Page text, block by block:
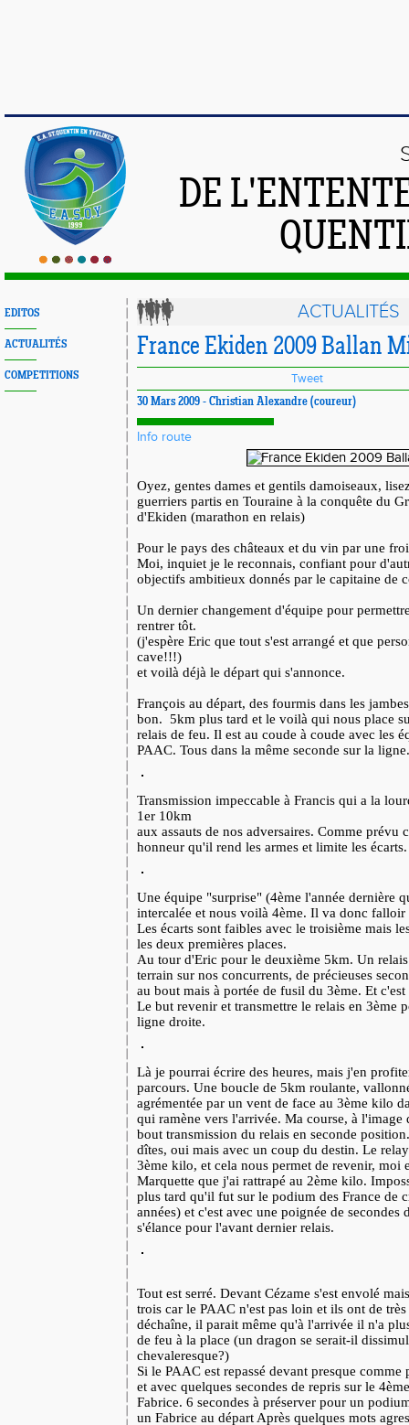
DE
EDITOS
ACTUALITÉS
COMPETITIONS
ACTUALITÉS
France Ekiden 2009 Ballan
Tweet
30 Mars 2009 - Christian Alexandre (coureur)
Info route
Oyez, gentes dames et gentils damoiseaux,
guerriers partis en Touraine à la conquête du
d'Ekiden (marathon en relais)
Pour le pays des châteaux et du vin par une
Moi, inquiet je le reconnais, confiant pour
objectifs ambitieux donnés par le capitaine de
Un dernier changement d'équipe pour
rentrer tôt.
(j'espère Eric que tout s'est arrangé et que
cave!!!)
et voilà déjà le départ qui s'annonce.
François au départ, des fourmis dans les
bon. 5km plus tard et le voilà qui nous place
relais de feu. Il est au coude à coude avec les
PAAC. Tous dans la même seconde sur la ligne.
Transmission impeccable à Francis qui a la
1er 10km
aux assauts de nos adversaires. Comme prévu
honneur qu'il rend les armes et limite les écarts.
Une équipe "surprise" (4ème l'année dernière
intercalée et nous voilà 4ème. Il va donc falloir
Les écarts sont faibles avec le troisième mais
les deux premières places.
Au tour d'Eric pour le deuxième 5km. Un
terrain sur nos concurrents, de précieuses
au bout mais à portée de fusil du 3ème. Et
Le but revenir et transmettre le relais en 3ème
ligne droite.
Là je pourrai écrire des heures, mais j'en
parcours. Une boucle de 5km roulante,
agrémentée par un vent de face au 3ème kilo
qui ramène vers l'arrivée. Ma course, à
bout transmission du relais en seconde
dîtes, oui mais avec un coup du destin. Le
3ème kilo, et cela nous permet de revenir, moi
Marquette que j'ai rattrapé au 2ème kilo.
plus tard qu'il fut sur le podium des France de
années) et c'est avec une poignée de secondes
s'élance pour l'avant dernier relais.
Tout est serré. Devant Cézame s'est envolé
trois car le PAAC n'est pas loin et ils ont de
déchaîne, il parait même qu'à l'arrivée il n'a
de feu à la place (un dragon se serait-il
chevaleresque?)
Si le PAAC est repassé devant presque comme
et avec quelques secondes de repris sur le
Fabrice. 6 secondes à préserver pour un
un Fabrice au départ Après quelques mots